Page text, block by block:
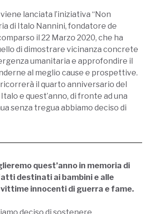
lanciata l’iniziativa “Non
di Italo Nannini, fondatore de
il 22 Marzo 2020, che ha
di dimostrare vicinanza concrete
umanitaria e approfondire il
al meglio cause e prospettive.
il quarto anniversario del
e quest’anno, di fronte ad una
senza tregua abbiamo deciso di
quest’anno in memoria di
destinati ai bambini e alle
vittime innocenti di guerra e fame.